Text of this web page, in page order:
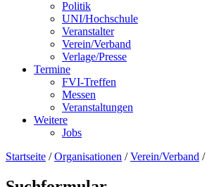
Politik
UNI/Hochschule
Veranstalter
Verein/Verband
Verlage/Presse
Termine
FVI-Treffen
Messen
Veranstaltungen
Weitere
Jobs
Startseite /Organisationen /Verein/Verband /